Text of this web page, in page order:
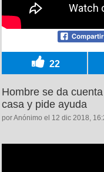
22
Hombre se da
casa y pide ayuda
por Anónimo el 12 dic 2018,